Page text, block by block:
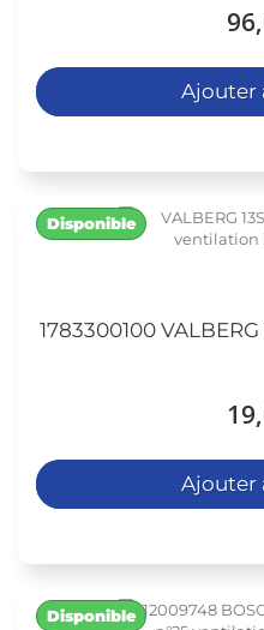
Ajouter
1783300100
Disponible
Ajouter
Disponible